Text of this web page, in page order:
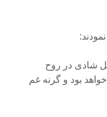
شادی در روح
بود و گرنه غم